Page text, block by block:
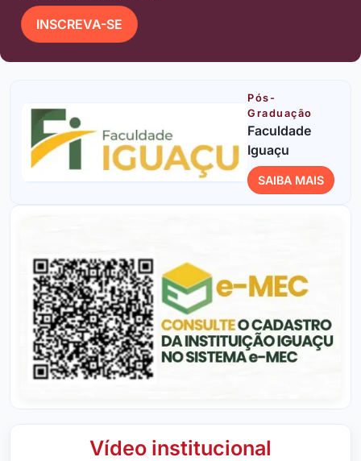
INSCREVA-SE
Pós-
Graduação
Faculdade
Iguaçu
SAIBA MAIS
Vídeo institucional